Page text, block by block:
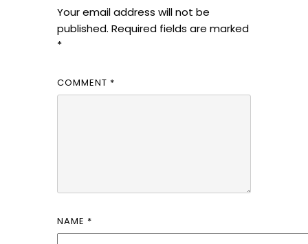
Your email address will not be
published. Required fields are marked
*
COMMENT *
NAME *